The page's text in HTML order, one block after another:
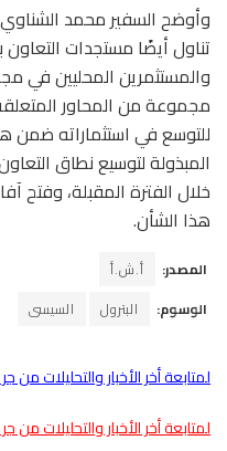
وأوضح السفير محمد
تناول أيضًا مستجدات
والمستثمرين المحليين في
مجموعة من المحاور
للتوسع في استثماراته ضمن
المبذولة لتوسيع نطاق
خلال الفترة المقبلة، وفتح
هذا الشأن.
المصدر:
أ.ش.أ
الوسوم:
البترول السيسى
لمتابعة أخر الأخبار والتحليلات
لمتابعة أخر الأخبار والتحليلات من